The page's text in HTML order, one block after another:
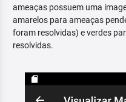
ameaças possuem uma
amarelos para ameaças
foram resolvidas) e verdes
resolvidas.